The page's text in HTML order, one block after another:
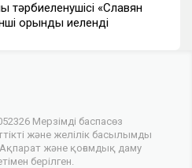
тәрбиеленушісі «Славян
орынды иеленді
Мерзімді баспасөз
және желілік басылымды
және қоғамдық даму
берілген.